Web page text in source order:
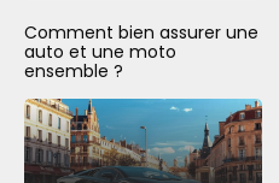
Comment bien assurer une
auto et une moto
ensemble ?